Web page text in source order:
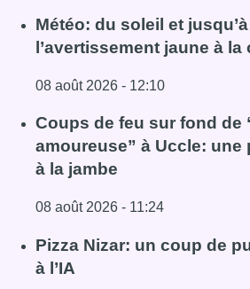
Météo: du soleil et
l’avertissement jaune à
08 août 2026 - 12:10
Lire l'article Météo: du soleil et
Coups de feu sur fond de
amoureuse” à Uccle: une
à la jambe
08 août 2026 - 11:24
Lire l'article Coups de feu sur
Pizza Nizar: un coup de
à l’IA